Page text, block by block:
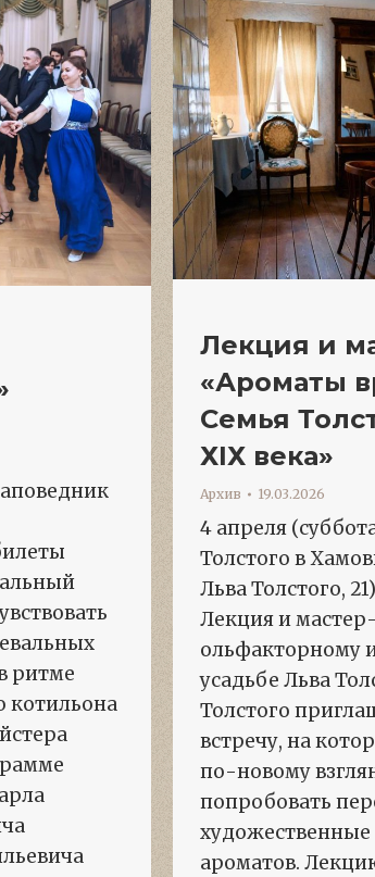
ритме
котильона
Лекция и
«Ароматы
Семья
ХIХ века»
Архив 19.03.2026
4 апреля
Толстого в
Льва Толстого,
Лекция и
ольфакторному
усадьбе Льва
Толстого
встречу, на
по-новому
попробовать
ароматов.